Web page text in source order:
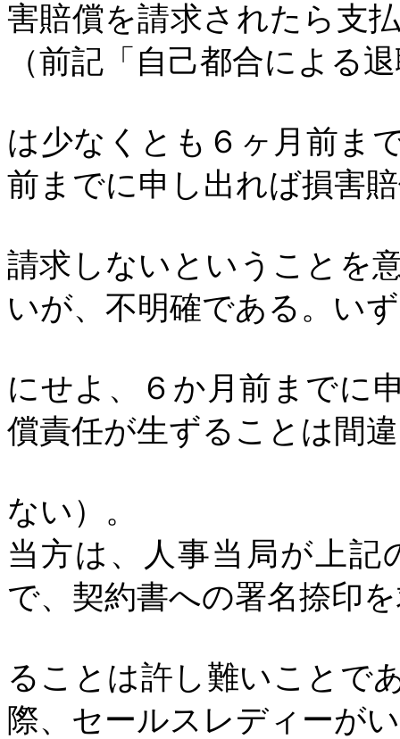
害賠償を請求されたら支
（前記「自己都合による
は少なくとも６ヶ月前ま
前までに申し出れば損害
請求しないということを
いが、不明確である。い
にせよ、６か月前までに
償責任が生ずることは間
ない）。
当方は、人事当局が上
で、契約書への署名捺印
ることは許し難いことで
際、セールスレディーが